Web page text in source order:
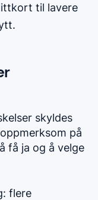
til lavere
skyldes
på
få ja og å velge
flere